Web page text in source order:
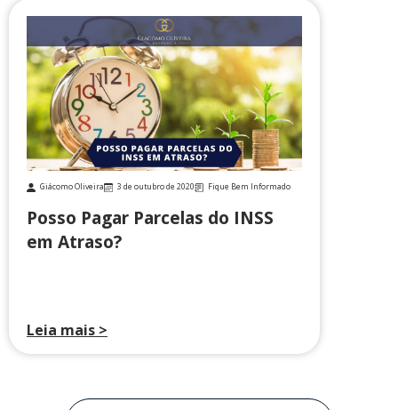
Giácomo Oliveira 3 de outubro de 2020 Fique Bem Informado
Posso Pagar Parcelas do INSS
em Atraso?
Leia mais >